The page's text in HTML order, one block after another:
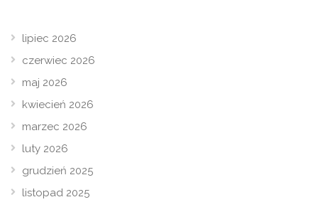
lipiec 2026
czerwiec 2026
maj 2026
kwiecień 2026
marzec 2026
luty 2026
grudzień 2025
listopad 2025